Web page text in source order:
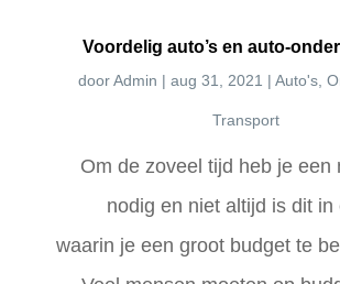
Voordelig auto’s en auto-
doorAdmin |aug 31, 2021 |Auto's ,
Transport
Om de zoveel tijd heb je een
nodig en niet altijd is dit in
waarin je een groot budget te